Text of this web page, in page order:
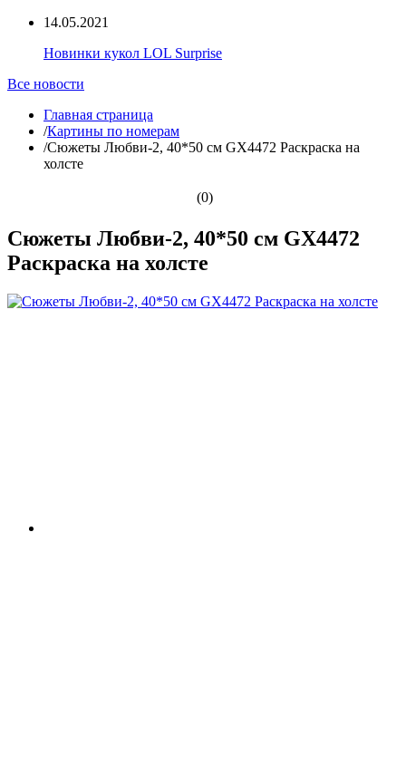
14.05.2021
Новинки кукол LOL Surprise
Все новости
Главная страница
/Картины по номерам
/Сюжеты Любви-2, 40*50 см GX4472 Раскраска на
холсте
(0)
Сюжеты Любви-2, 40*50 см GX4472
Раскраска на холсте